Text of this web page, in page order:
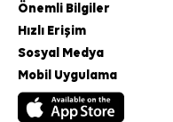
Önemli Bilgiler
Hızlı Erişim
Sosyal Medya
Mobil Uygulama